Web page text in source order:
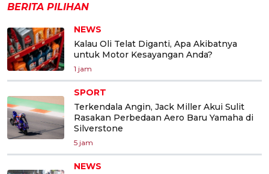
BERITA PILIHAN
NEWS
Kalau Oli Telat Diganti, Apa Akibatnya
untuk Motor Kesayangan Anda?
1 jam
SPORT
Terkendala Angin, Jack Miller Akui Sulit
Rasakan Perbedaan Aero Baru Yamaha di
Silverstone
5 jam
NEWS